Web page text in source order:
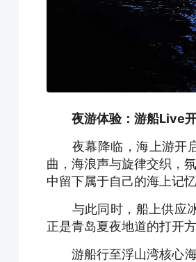
夜游体验：游船Live
夜幕降临，海上游开启
曲，海浪声与旋律交织，
中留下属于自己的海上记忆
与此同时，船上供应冰
正是青岛夏夜地道的打开方
游船行至浮山湾核心海